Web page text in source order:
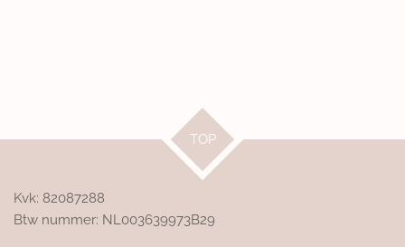
TOP
Kvk: 82087288
Btw nummer: NL003639973B29